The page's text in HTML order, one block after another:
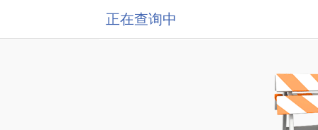
正在查询中